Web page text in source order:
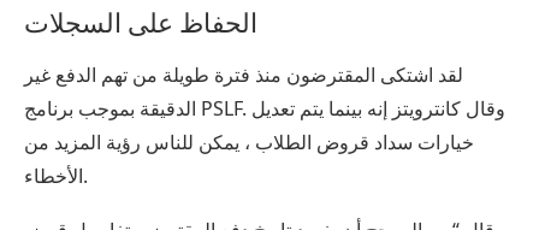
الحفاظ على السجلات
لقد اشتكى المقترضون منذ فترة طويلة من تهم الدفع غير
الدقيقة بموجب برنامج PSLF. وقال كانترويتز إنه بينما يتم تعديل
خيارات سداد قروض الطلاب ، يمكن للناس رؤية المزيد من
الأخطاء.